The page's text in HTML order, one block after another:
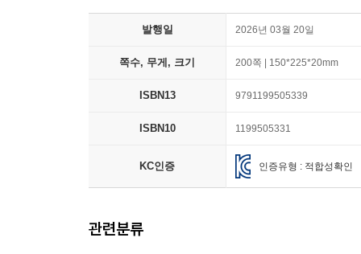
발행일 2026년 03월 20일
쪽수, 무게, 크기 200쪽 | 150*225*20mm
ISBN13 9791199505339
ISBN10 1199505331
KC인증 인증유형 : 적합성확인
관련분류